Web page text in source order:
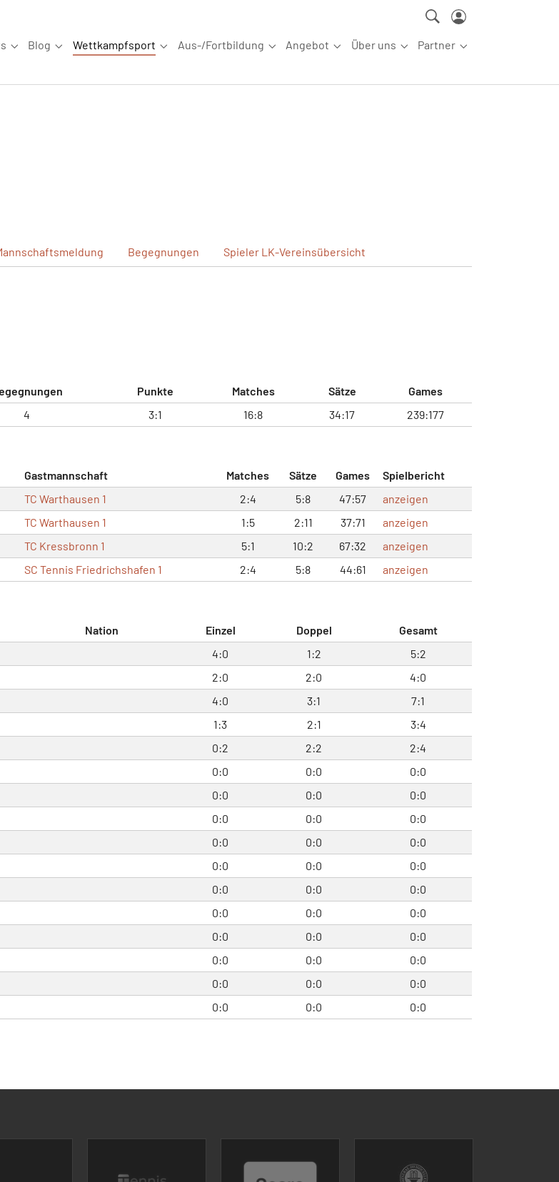
Submenu for "News"
Blog
Submenu for "Blog"
Wettkampfsport
Submenu for "Wettkampfsport"
Aus-/Fortbildung
Submenu for "Aus-/Fortbildung"
Angebot
Submenu for "Angebot"
Über uns
Submenu for "Über uns"
Partner
Submenu for
Begegnungen Spieler LK-Vereinsübersicht
Punkte Matches Sätze
Games
4 3:1 16:8 34:17 239:177
Gastmannschaft Matches Sätze Games
Spielbericht
TC Warthausen 1 2:4 5:8 47:57
anzeigen
TC Warthausen 1 1:5 2:11 37:71
anzeigen
TC Kressbronn 1 5:1 10:2 67:32
anzeigen
SC Tennis Friedrichshafen 1 2:4 5:8 44:61 anzeigen
Nation Einzel Doppel
Gesamt
4:0 1:2
5:2
2:0 2:0
4:0
4:0 3:1
7:1
1:3 2:1
3:4
0:2 2:2
2:4
0:0 0:0
0:0
0:0 0:0
0:0
0:0 0:0
0:0
0:0 0:0
0:0
0:0 0:0
0:0
0:0 0:0
0:0
0:0 0:0
0:0
0:0 0:0
0:0
0:0 0:0
0:0
0:0 0:0
0:0
0:0 0:0 0:0